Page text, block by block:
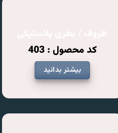
کد محصول : 403
بیشتر بدانید